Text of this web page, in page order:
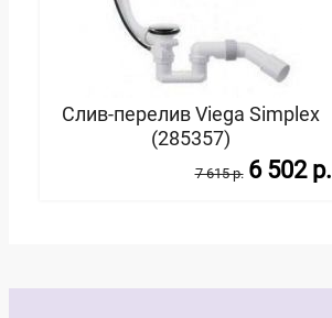
Слив-перелив Viega Simplex
(285357)
7 615 p. 6 502 p.